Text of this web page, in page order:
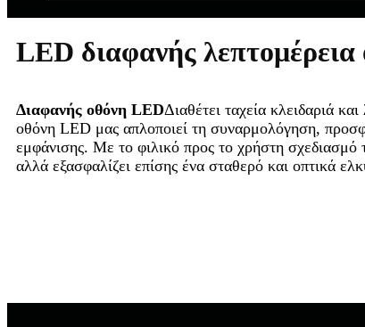
LED διαφανής λεπτομέρεια
Διαφανής οθόνη LEDΔιαθέτει ταχεία κλειδαριά
οθόνη LED μας απλοποιεί τη συναρμολόγηση,
εμφάνισης. Με το φιλικό προς το χρήστη σχεδιασμό
αλλά εξασφαλίζει επίσης ένα σταθερό και οπτικά